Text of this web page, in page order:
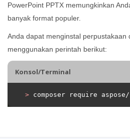
PowerPoint PPTX memungkinkan
banyak format populer.
Anda dapat menginstal perpustakaan
menggunakan perintah berikut:
Konsol/Terminal
> composer require